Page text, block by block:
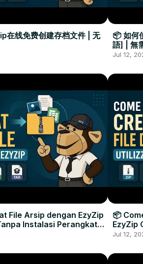
在线免费创建存档文件 | 无
📦 如何
語] | 無
Jul 12,
File Arsip dengan EzyZip
Instalasi Perangkat
📦
EzyZip
Jul 12,